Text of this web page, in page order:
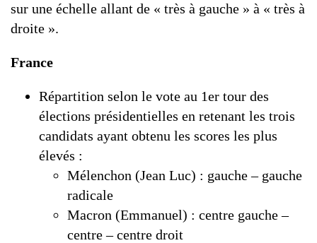
sur une échelle allant de « très à gauche » à « très à
droite ».
France
Répartition selon le vote au 1er tour des
élections présidentielles en retenant les trois
candidats ayant obtenu les scores les plus
élevés :
Mélenchon (Jean Luc) : gauche – gauche
radicale
Macron (Emmanuel) : centre gauche –
centre – centre droit